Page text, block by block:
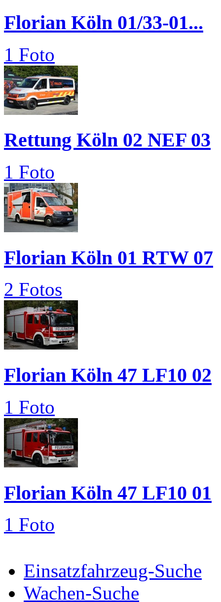
Florian Köln 01/33-01...
1 Foto
Rettung Köln 02 NEF 03
1 Foto
Florian Köln 01 RTW 07
2 Fotos
Florian Köln 47 LF10 02
1 Foto
Florian Köln 47 LF10 01
1 Foto
Einsatzfahrzeug-Suche
Wachen-Suche